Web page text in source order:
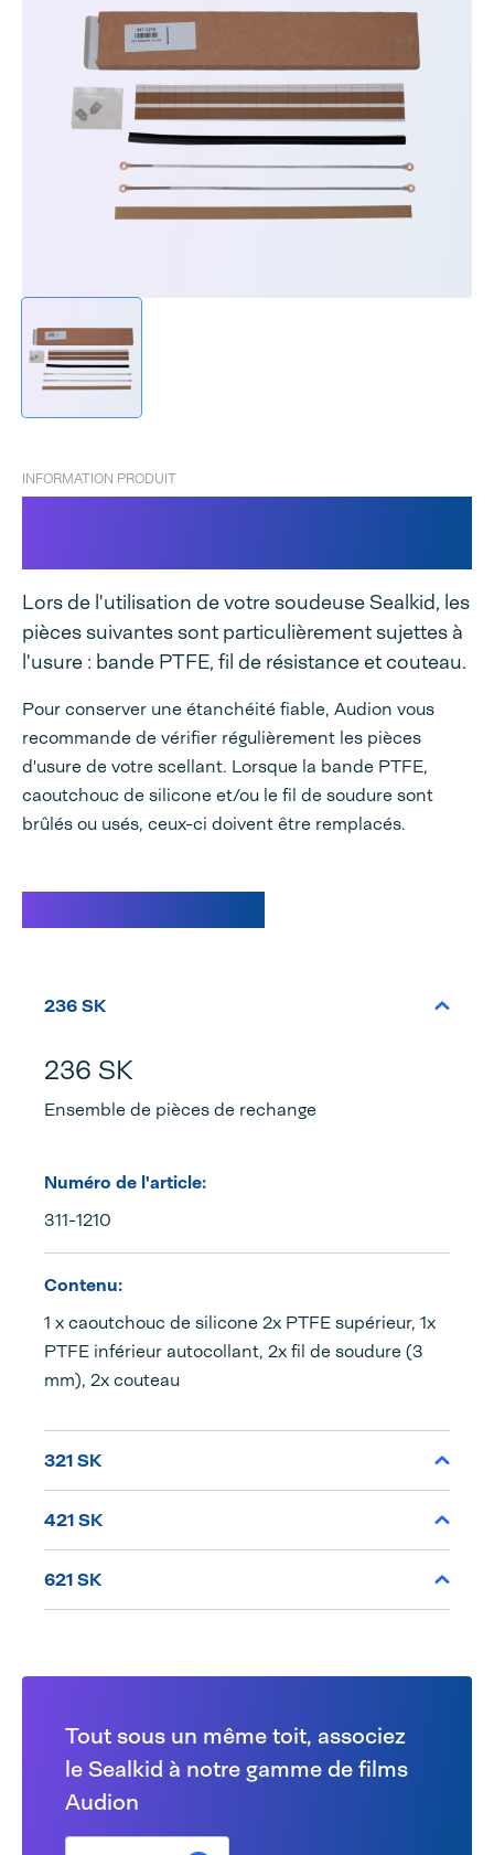
INFORMATION PRODUIT
Lors de l'utilisation de votre soudeuse Sealkid, les
pièces suivantes sont particulièrement sujettes à
l'usure : bande PTFE, fil de résistance et couteau.
Pour conserver une étanchéité fiable, Audion vous
recommande de vérifier régulièrement les pièces
d'usure de votre scellant. Lorsque la bande PTFE,
caoutchouc de silicone et/ou le fil de soudure sont
brûlés ou usés, ceux-ci doivent être remplacés.
236 SK
236 SK
Ensemble de pièces de rechange
Numéro de l'article:
311-1210
Contenu:
1 x caoutchouc de silicone 2x PTFE supérieur, 1x
PTFE inférieur autocollant, 2x fil de soudure (3
mm), 2x couteau
321 SK
421 SK
621 SK
Tout sous un même toit, associez
le Sealkid à notre gamme de films
Audion